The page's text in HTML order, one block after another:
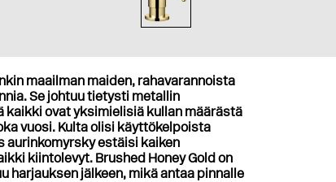
maailman maiden, rahavarannoista
Se johtuu tietysti metallin
ovat yksimielisiä kullan määrästä
vuosi. Kulta olisi käyttökelpoista
aurinkomyrsky estäisi kaiken
kiintolevyt. Brushed Honey Gold on
harjauksen jälkeen, mikä antaa pinnalle